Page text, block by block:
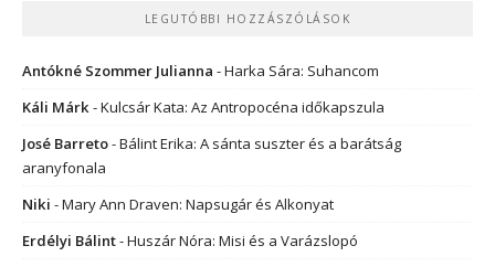
LEGUTÓBBI HOZZÁSZÓLÁSOK
Antókné Szommer Julianna -Harka Sára: Suhancom
Káli Márk-Kulcsár Kata: Az Antropocéna időkapszula
José Barreto-Bálint Erika: A sánta suszter és a barátság
aranyfonala
Niki -Mary Ann Draven: Napsugár és Alkonyat
Erdélyi Bálint-Huszár Nóra: Misi és a Varázslopó